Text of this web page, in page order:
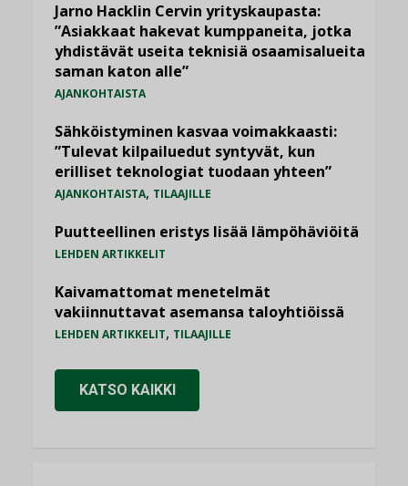
Jarno Hacklin Cervin yrityskaupasta:
”Asiakkaat hakevat kumppaneita, jotka
yhdistävät useita teknisiä osaamisalueita
saman katon alle”
AJANKOHTAISTA
Sähköistyminen kasvaa voimakkaasti:
”Tulevat kilpailuedut syntyvät, kun
erilliset teknologiat tuodaan yhteen”
AJANKOHTAISTA, TILAAJILLE
Puutteellinen eristys lisää lämpöhäviöitä
LEHDEN ARTIKKELIT
Kaivamattomat menetelmät
vakiinnuttavat asemansa taloyhtiöissä
LEHDEN ARTIKKELIT, TILAAJILLE
KATSO KAIKKI